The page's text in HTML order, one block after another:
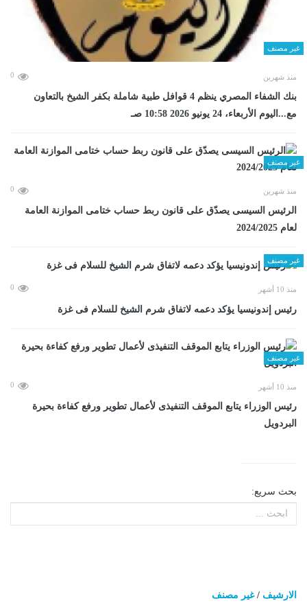
غير مصنف
منذ شهرين 0
بنك الشفاء المصري ينظم 4 قوافل طبية شاملة بكفر الشيخ بالتعاون
مع...اليوم الأربعاء، 24 يونيو 2026 10:58 صـ
غير مصنف
منذ شهرين 0
الرئيس السيسى يصدّق على قانون ربط حساب ختامى الموازنة العامة
لعام 2024/2025
غير مصنف
منذ 10 أشهر 0
رئيس إندونيسيا يؤكد دعمه لاتفاق شرم الشيخ للسلام فى غزة
غير مصنف
منذ 10 أشهر 0
رئيس الوزراء يتابع الموقف التنفيذى لأعمال تطوير ورفع كفاءة بحيرة
البردويل
بحث سريع:
الارشيف /غير مصنف